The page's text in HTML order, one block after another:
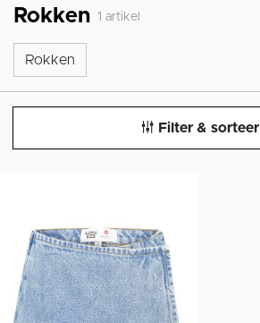
Rokken 1 artikel
Rokken
Filter & sorteer